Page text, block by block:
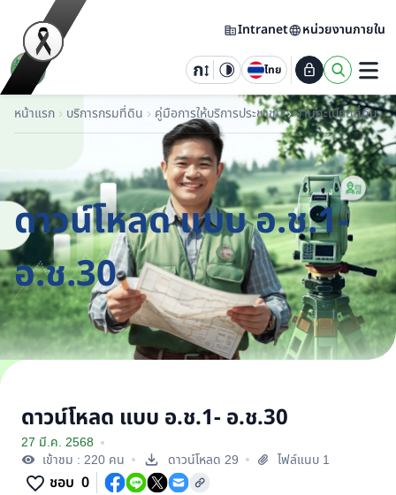
Intranet หน่วยงานภายใน
ไทย
หน้าแรก บริการกรมที่ดิน คู่มือการให้บริการประชาชน งานทะเบียนที่ดิน
ดาวน์โหลด แบบ อ.ช.1-
อ.ช.30
ดาวน์โหลด แบบ อ.ช.1- อ.ช.30
27 มี.ค. 2568
เข้าชม : 220 คน
ดาวน์โหลด 29 ไฟล์แนบ 1
ชอบ 0